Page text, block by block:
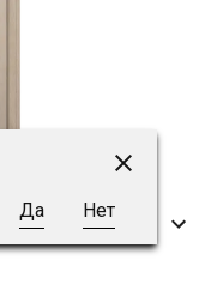
Да Нет